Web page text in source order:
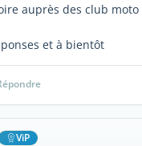
auprès des club
et à bientôt
ViP